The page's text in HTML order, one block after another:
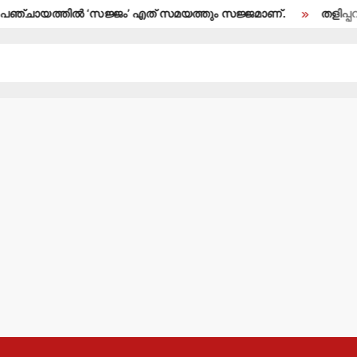
‘സജ്ജം’ എത് സമയത്തും സജ്ജമാണ്. തളിപ്പറമ്പ് നഗരസഭ